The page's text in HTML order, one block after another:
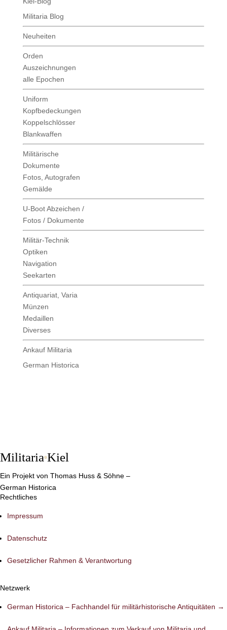
Militaria Blog
Neuheiten
Orden
Auszeichnungen
alle Epochen
Uniform
Kopfbedeckungen
Koppelschlösser
Blankwaffen
Militärische
Dokumente
Fotos, Autografen
Gemälde
U-Boot Abzeichen /
Fotos / Dokumente
Militär-Technik
Optiken
Navigation
Seekarten
Antiquariat, Varia
Münzen
Medaillen
Diverses
Ankauf Militaria
German Historica
Militaria Kiel
Ein Projekt von Thomas Huss & Söhne –
German Historica
Rechtliches
Impressum
Datenschutz
Gesetzlicher Rahmen & Verantwortung
Netzwerk
German Historica – Fachhandel für militärhistorische Antiquitäten →